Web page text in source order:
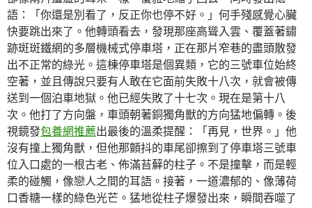
語：「你還是別看了，反正你也停不好。」何手殘感覺心臟
快要跳出來了。他轉頭看去，發現那座高聳入雲、覆蓋著鏽
跡斑斑鐵網的多層機械式停車塔，正在那片窄巷的盡頭散發
出不正常的綠光。這棟停車塔是個異類，它的三號車位始終
空著，並且傳說只要有人敢在它面前失敗十八次，就會被傳
送到一個泊車地獄。他已經失敗了十七次。現在是第十八
次。他打了方向盤，車頭朝著銅獨角獸的方向猛地偏轉。後
視鏡發包養網推薦出最後的溫柔提醒：「再見，世界。」他
沒有撞上獨角獸，但他那顫抖的車尾卻擦到了停車塔三號車
位入口處的一根古老、佈滿苔蘚的柱子。不是撞擊，而是輕
柔的碰觸，像戀人之間的耳語。接著，一道濃郁的、像薄荷
口香糖一樣的綠色光芒。猛地從柱子爆發出來，瞬間吞噬了